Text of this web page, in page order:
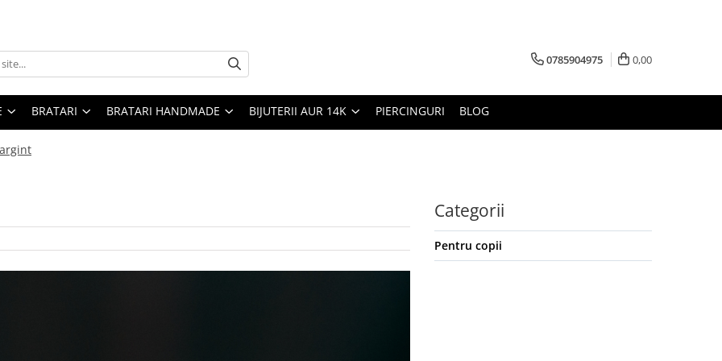
0785904975 0,00
BRATARI BRATARI HANDMADE BIJUTERII AUR 14K PIERCINGURI BLOG
Categorii
Pentru copii